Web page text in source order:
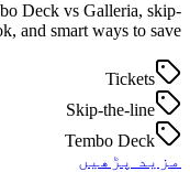
Deck vs Galleria, skip-
and smart ways to save.
Tickets
Skip-the-line
Tembo Deck
مزید پڑھیں